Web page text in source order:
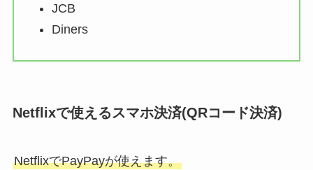
JCB
Diners
Netflixで使えるスマホ決済(QRコード決済)
NetflixでPayPayが使えます。